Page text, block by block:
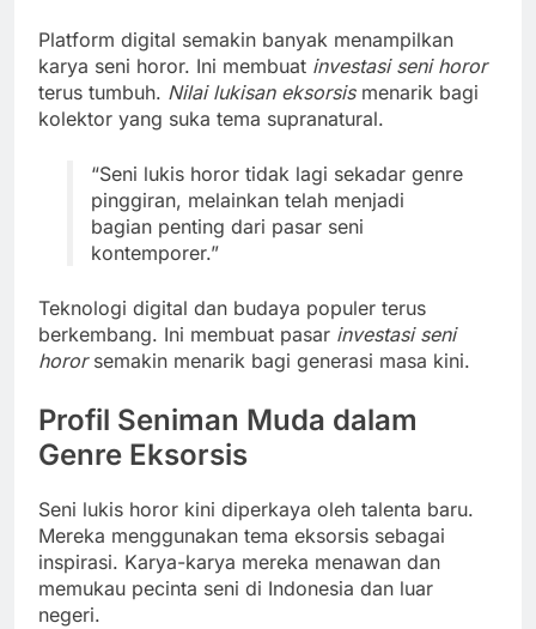
Platform digital semakin banyak menampilkan
karya seni horor. Ini membuat investasi seni horor
terus tumbuh. Nilai lukisan eksorsismenarik bagi
kolektor yang suka tema supranatural.
“Seni lukis horor tidak lagi sekadar genre
pinggiran, melainkan telah menjadi
bagian penting dari pasar seni
kontemporer.”
Teknologi digital dan budaya populer terus
berkembang. Ini membuat pasar investasi seni
hororsemakin menarik bagi generasi masa kini.
Profil Seniman Muda dalam
Genre Eksorsis
Seni lukis horor kini diperkaya oleh talenta baru.
Mereka menggunakan tema eksorsis sebagai
inspirasi. Karya-karya mereka menawan dan
memukau pecinta seni di Indonesia dan luar
negeri.